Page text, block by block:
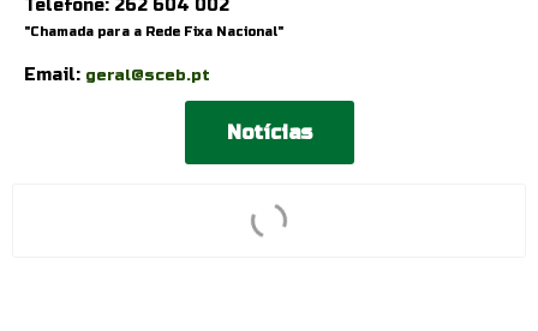
Telefone: 262 604 002
"Chamada para a Rede Fixa Nacional"
Email: geral@sceb.pt
Notícias